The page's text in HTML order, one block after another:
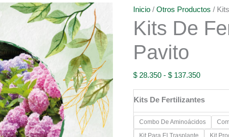
Inicio / Otros Productos /
Kits De
Pavito
$ 28.350 - $ 137.350Rango
de
precios:
desde
$ 28.350
Kits De Fertilizantes
Combo De Aminoácidos
Kit Para El Trasplante
Kit